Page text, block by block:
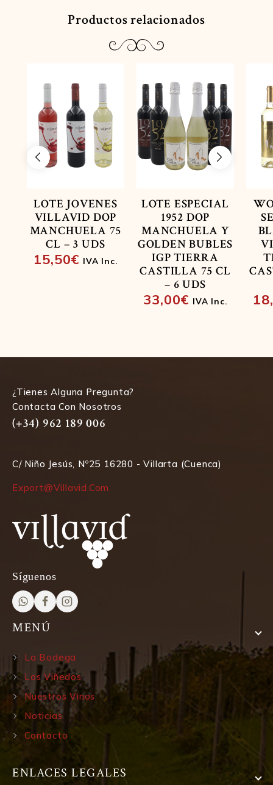
Tierra
-
3
Uds
cantidad
Productos relacionados
LOTE JOVENES
VILLAVID DOP
MANCHUELA 75
CL – 3 UDS
15,50€ IVA Inc.
LOTE ESPECIAL
1952 DOP
MANCHUELA Y
GOLDEN BUBLES
IGP TIERRA
CASTILLA 75 CL
– 6 UDS
33,00€ IVA Inc.
¿Tienes Alguna Pregunta?
Contacta Con Nosotros
(+34) 962 189 006
C/ Niño Jesús, Nº25 16280 - Villarta (Cuenca)
Export@villavid.com
Síguenos
MENÚ
La Bodega
Los Viñedos
Nuestros Vinos
Noticias
Contacto
ENLACES LEGALES